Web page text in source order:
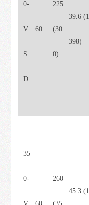
0-
V
S
D
60
225
(30
0)
39.6 (1
398)
35
0-
V 60
260
(35
45.3 (1